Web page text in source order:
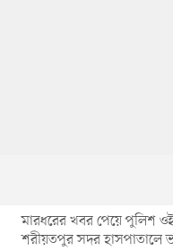
মারধরের খবর পেয়ে পুলিশ
শরীয়তপুর সদর হাসপাতালে